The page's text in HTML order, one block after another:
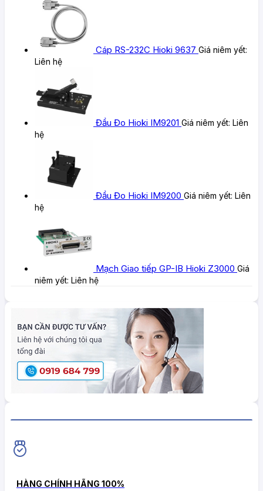
Cáp RS-232C Hioki 9637 Giá niêm yết:
Liên hệ
Đầu Đo Hioki IM9201 Giá niêm yết: Liên
hệ
Đầu Đo Hioki IM9200 Giá niêm yết: Liên
hệ
Mạch Giao tiếp GP-IB Hioki Z3000 Giá
niêm yết: Liên hệ
HÀNG CHÍNH HÃNG 100%